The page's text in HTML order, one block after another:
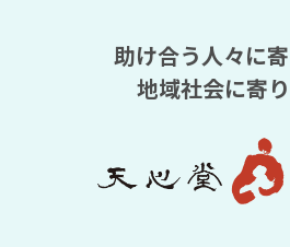
助け合う人々に寄
地域社会に寄り